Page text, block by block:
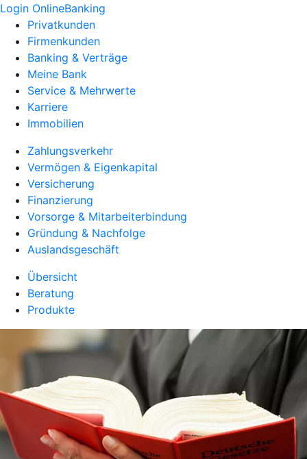
Login OnlineBanking
Privatkunden
Firmenkunden
Banking & Verträge
Meine Bank
Service & Mehrwerte
Karriere
Immobilien
Zahlungsverkehr
Vermögen & Eigenkapital
Versicherung
Finanzierung
Vorsorge & Mitarbeiterbindung
Gründung & Nachfolge
Auslandsgeschäft
Übersicht
Beratung
Produkte